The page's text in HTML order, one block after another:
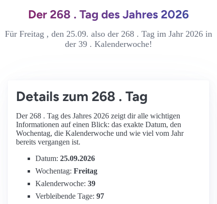
Der 268 . Tag des Jahres 2026
Für Freitag , den 25.09. also der 268 . Tag im Jahr 2026 in
der 39 . Kalenderwoche!
Details zum 268 . Tag
Der 268 . Tag des Jahres 2026 zeigt dir alle wichtigen
Informationen auf einen Blick: das exakte Datum, den
Wochentag, die Kalenderwoche und wie viel vom Jahr
bereits vergangen ist.
Datum: 25.09.2026
Wochentag: Freitag
Kalenderwoche: 39
Verbleibende Tage: 97